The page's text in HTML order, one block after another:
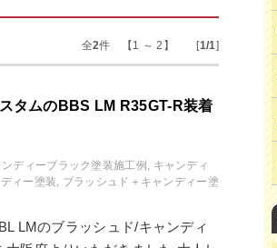
全2件 【1 ～ 2】 [1/1]
タムのBBS LM R35GT-R装着
ディーブラック塗装施工例 , キャンディ
ィー塗装, ブラッシュド＋キャンディー塗
LMのブラッシュド/キャンディ